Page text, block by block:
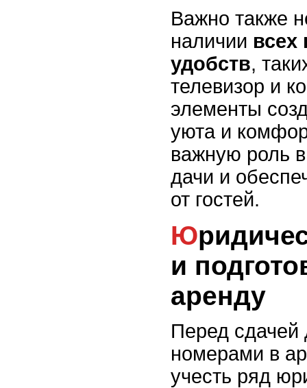
Важно также
наличии
удобств,
телевизор и
элементы
уюта и
важную роль
дачи и
от гостей.
Юридические аспекты
и
аренду
Перед сдачей
номерами в
учесть ряд